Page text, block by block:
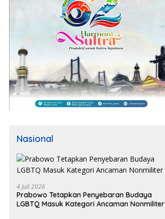
Nasional
4 Juli 2026
Prabowo Tetapkan Penyebaran Budaya
LGBTQ Masuk Kategori Ancaman Nonmiliter